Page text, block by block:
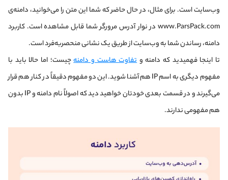
وب‌سایت است. برای مثال، در حال حاضر که شما این متن را می‌خوانید، دامنه‌ی
www.ParsPack.com در نوار آدرس مرورگر شما قابل مشاهده است. کاربرد
دامنه، رساندن شما به وب‌سایت از طریق یک نشانی منحصربه‌فرد است.
تا اینجا فهمیدید که دامنه وتفاوت هاست و دامنهچیست؛ اما حالا باید با
مفهوم دیگری به اسم IP هم آشنا شوید. این دو مفهوم دقیقاً در کنار هم قرار
می‌گیرند و در قسمت بعدی خودتان خواهید دید که اصولاً نام دامنه و IP بدون
هم مفهومی ندارند.